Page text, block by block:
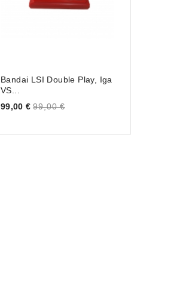
Bandai LSI Double Play, Iga
VS...
Price
99,00 € 99,00 €